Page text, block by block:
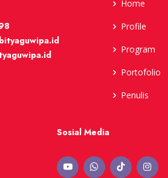
Home
Profile
Program
Portofolio
Penulis
Sosial Media